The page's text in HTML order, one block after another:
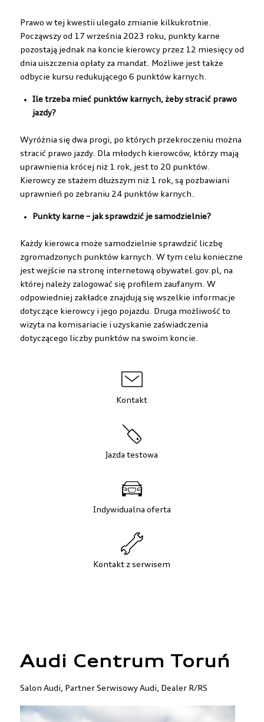
Prawo w tej kwestii ulegało zmianie kilkukrotnie.
Począwszy od 17 września 2023 roku, punkty karne
pozostają jednak na koncie kierowcy przez 12 miesięcy od
dnia uiszczenia opłaty za mandat. Możliwe jest także
odbycie kursu redukującego 6 punktów karnych.
Ile trzeba mieć punktów karnych, żeby stracić prawo
jazdy?
Wyróżnia się dwa progi, po których przekroczeniu można
stracić prawo jazdy. Dla młodych kierowców, którzy mają
uprawnienia krócej niż 1 rok, jest to 20 punktów.
Kierowcy ze stażem dłuższym niż 1 rok, są pozbawiani
uprawnień po zebraniu 24 punktów karnych.
Punkty karne – jak sprawdzić je samodzielnie?
Każdy kierowca może samodzielnie sprawdzić liczbę
zgromadzonych punktów karnych. W tym celu konieczne
jest wejście na stronę internetową obywatel.gov.pl, na
której należy zalogować się profilem zaufanym. W
odpowiedniej zakładce znajdują się wszelkie informacje
dotyczące kierowcy i jego pojazdu. Druga możliwość to
wizyta na komisariacie i uzyskanie zaświadczenia
dotyczącego liczby punktów na swoim koncie.
Kontakt
Jazda testowa
Indywidualna oferta
Kontakt z serwisem
Audi Centrum Toruń
Salon Audi, Partner Serwisowy Audi, Dealer R/RS